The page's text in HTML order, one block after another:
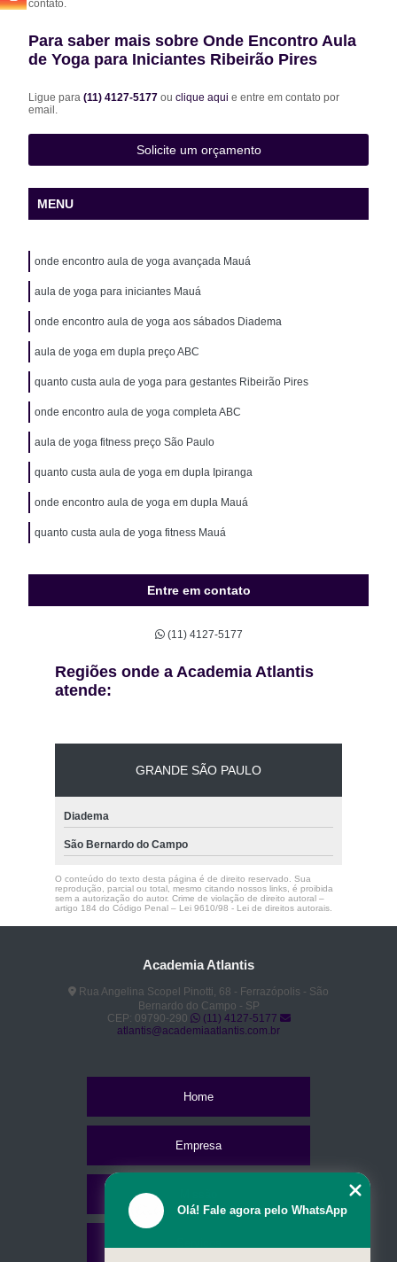
contato.
Para saber mais sobre Onde Encontro Aula
de Yoga para Iniciantes Ribeirão Pires
Ligue para(11) 4127-5177ouclique aqui e entre em contato por
email.
Solicite um orçamento
MENU
onde encontro aula de yoga avançada Mauá
aula de yoga para iniciantes Mauá
onde encontro aula de yoga aos sábados Diadema
aula de yoga em dupla preço ABC
quanto custa aula de yoga para gestantes Ribeirão Pires
onde encontro aula de yoga completa ABC
aula de yoga fitness preço São Paulo
quanto custa aula de yoga em dupla Ipiranga
onde encontro aula de yoga em dupla Mauá
quanto custa aula de yoga fitness Mauá
Entre em contato
(11) 4127-5177
Regiões onde a Academia Atlantis
atende:
GRANDE SÃO PAULO
Diadema
São Bernardo do Campo
O conteúdo do texto desta página é de direito reservado. Sua
reprodução, parcial ou total, mesmo citando nossos links, é proibida
sem a autorização do autor. Crime de violação de direito autoral –
artigo 184 do Código Penal – Lei 9610/98 - Lei de direitos autorais.
Academia Atlantis
Rua Angelina Scopel Pinotti, 68 - Ferrazópolis - São
Bernardo do Campo - SP
CEP: 09790-290
(11) 4127-5177
atlantis@academiaatlantis.com.br
Home
Empresa
Olá! Fale agora pelo WhatsApp